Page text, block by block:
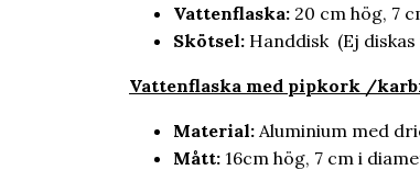
Vattenflaska: 20 cm hög, 7
Skötsel: Handdisk (Ej
Vattenflaska med pipkork /
Material: Aluminium med
Mått: 16cm hög, 7 cm i